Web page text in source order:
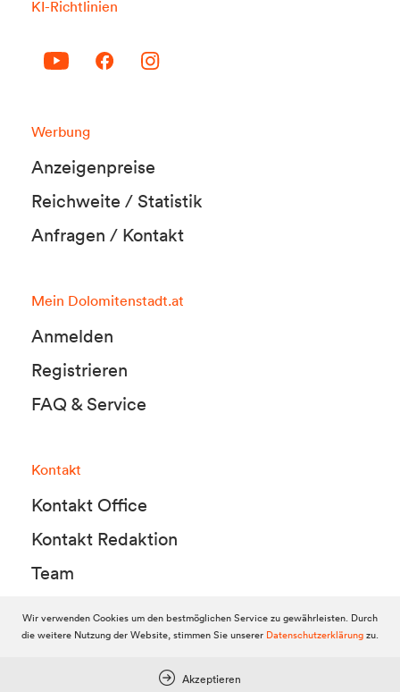
KI-Richtlinien
Werbung
Anzeigenpreise
Reichweite / Statistik
Anfragen / Kontakt
Mein Dolomitenstadt.at
Anmelden
Registrieren
FAQ & Service
Kontakt
Kontakt Office
Kontakt Redaktion
Team
© 2010-2026 Dolomitenstadt.at
Wir verwenden Cookies um den bestmöglichen Service zu gewährleisten. Durch
die weitere Nutzung der Website, stimmen Sie unserer Datenschutzerklärungzu.
Akzeptieren